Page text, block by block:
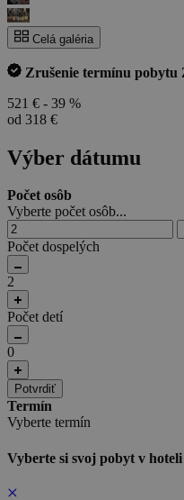
Celá galéria
Zrušenie termínu
521 € - 39 %
od 318 €
Výber dátumu
Počet osôb
Vyberte počet osôb...
Počet dospelých
2
Počet detí
0
Potvrdiť
Termín
Vyberte termín
Vyberte si svoj pobyt v hoteli